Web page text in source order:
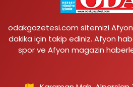
odakgazetesi.com sitemizi
dakika için takip ediniz. Afyon
spor ve Afyon magazin